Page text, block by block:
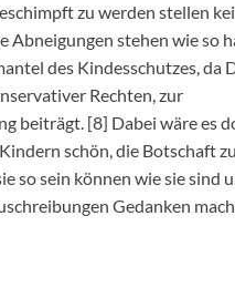
zu werden stellen
Abneigungen stehen wie so
des Kindesschutzes, da
Rechten, zur
beiträgt. [8] Dabei wäre es
schön, die Botschaft zu
so sein können wie sie sind
Gedanken